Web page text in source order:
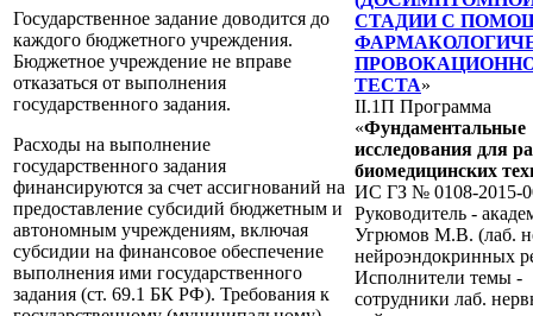
Государственное задание доводится до
каждого бюджетного учреждения.
Бюджетное учреждение не вправе
отказаться от выполнения
государственного задания.
Расходы на выполнение
государственного задания
финансируются за счет ассигнований на
предоставление субсидий бюджетным и
автономным учреждениям, включая
субсидии на финансовое обеспечение
выполнения ими государственного
задания (ст. 69.1 БК РФ). Требования к
СТАДИИ С
ТЕСТА»
II.1П Программа
«Фундаментальные
исследования для
биомедицинских
ИС ГЗ № 0108-2015-
Руководитель -
Угрюмов М.В. (лаб.
нейроэндокринных
Исполнители темы -
сотрудники лаб.